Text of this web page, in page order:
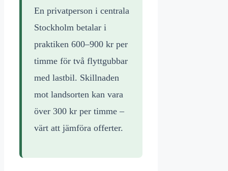
En privatperson i centrala
Stockholm betalar i
praktiken 600–900 kr per
timme för två flyttgubbar
med lastbil. Skillnaden
mot landsorten kan vara
över 300 kr per timme –
värt att jämföra offerter.